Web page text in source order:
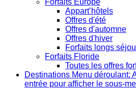
Forfaits Europe
Appart’hôtels
Offres d'été
Offres d'automne
Offres d'hiver
Forfaits longs
Forfaits Floride
Toutes les offres
Destinations Menu déroulant:
entrée pour afficher le sous-